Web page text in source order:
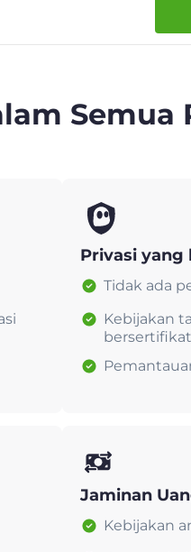
Semua
Privasi yang
Tidak ada
Kebijakan
bersertifikat
Jaminan
Kebijakan